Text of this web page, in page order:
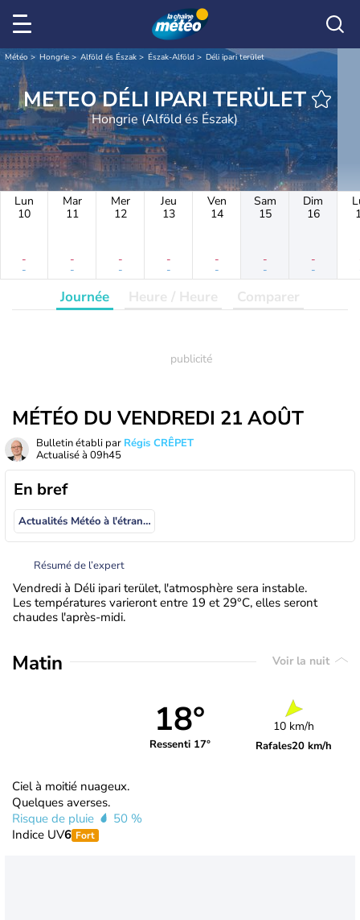
Météo Hongrie Alföld és Észak Észak-Alföld Déli ipari terület
METEO DÉLI IPARI TERÜLET
Hongrie (Alföld és Észak)
Lun
10
-
-
Mar
11
-
-
Mer
12
-
-
Jeu
13
-
-
Ven
14
-
-
Sam
15
-
-
Dim
16
-
-
Journée Heure / Heure Comparer
MÉTÉO DU VENDREDI 21 AOÛT
Bulletin établi par Régis CRÊPET
Actualisé à 09h45
En bref
Actualités Météo à l'étranger
Résumé de l’expert
Vendredi à Déli ipari terület, l'atmosphère sera instable.
Les températures varieront entre 19 et 29°C, elles seront
chaudes l'après-midi.
Matin Voir la nuit
18°
Ressenti 17°
10 km/h
Rafales20 km/h
Ciel à moitié nuageux.
Quelques averses.
Risque de pluie
50 %
Indice UV6 Fort